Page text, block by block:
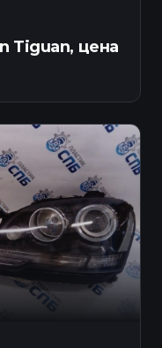
Tiguan, цена